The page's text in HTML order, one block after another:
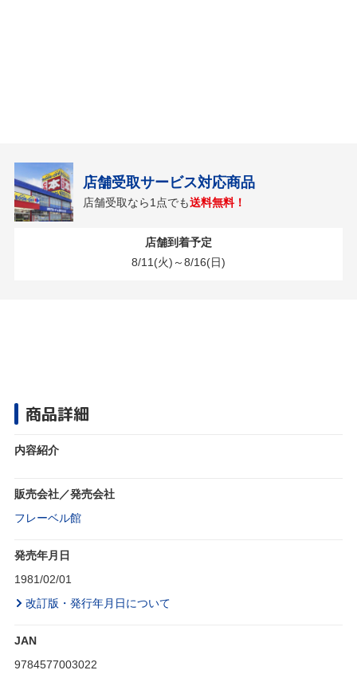
店舗受取サービス対応商品
店舗受取なら1点でも送料無料！
店舗到着予定
8/11(火)～8/16(日)
商品詳細
内容紹介
販売会社／発売会社
フレーベル館
発売年月日
1981/02/01
改訂版・発行年月日について
JAN
9784577003022